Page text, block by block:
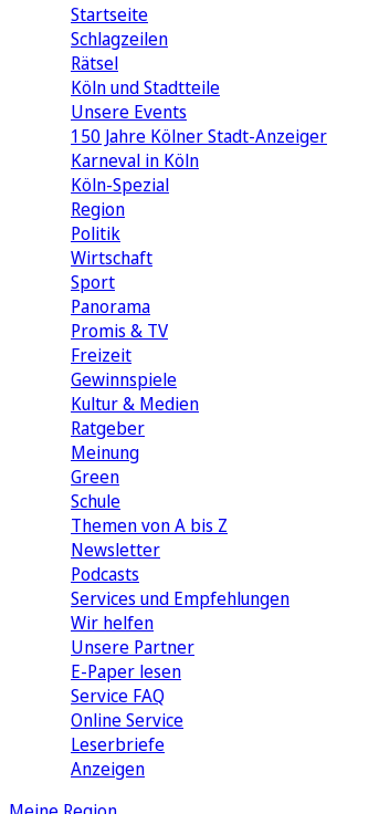
Startseite
Schlagzeilen
Rätsel
Köln und Stadtteile
Unsere Events
150 Jahre Kölner Stadt-Anzeiger
Karneval in Köln
Köln-Spezial
Region
Politik
Wirtschaft
Sport
Panorama
Promis & TV
Freizeit
Gewinnspiele
Kultur & Medien
Ratgeber
Meinung
Green
Schule
Themen von A bis Z
Newsletter
Podcasts
Services und Empfehlungen
Wir helfen
Unsere Partner
E-Paper lesen
Service FAQ
Online Service
Leserbriefe
Anzeigen